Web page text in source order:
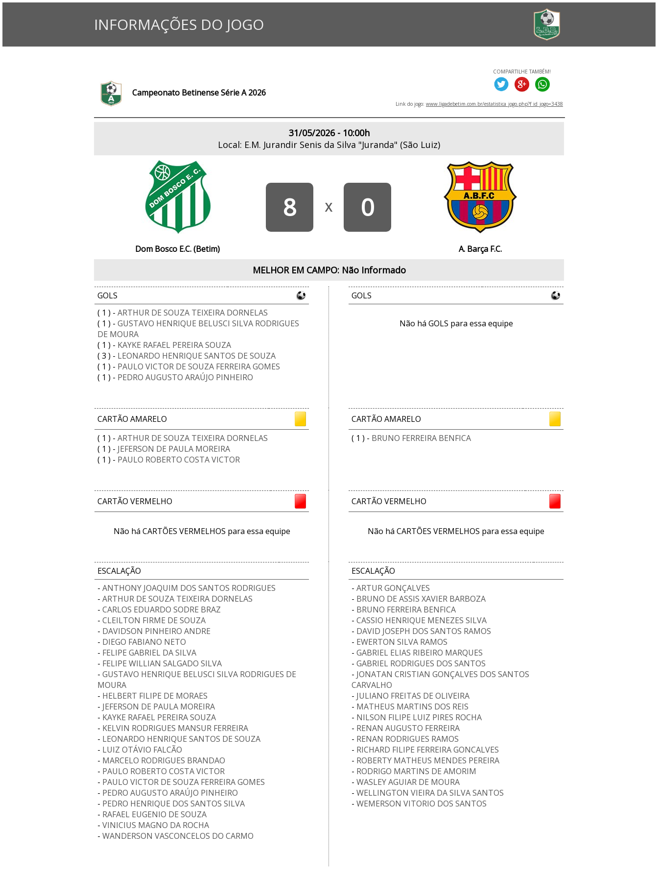
INFORMAÇÕES DO JOGO
Campeonato Betinense Série A 2026
COMPARTILHE TAMBÉM!
Link do jogo: www.ligadebetim.com.br/estatistica_jogo.php?f_id_jogo=3438
31/05/2026 - 10:00h
Local: E.M. Jurandir Senis da Silva "Juranda" (São Luiz)
Dom Bosco E.C. (Betim)
8 X 0
A. Barça F.C.
MELHOR EM CAMPO: Não Informado
GOLS
( 1 ) - ARTHUR DE SOUZA TEIXEIRA DORNELAS
( 1 ) - GUSTAVO HENRIQUE BELUSCI SILVA RODRIGUES
DE MOURA
( 1 ) - KAYKE RAFAEL PEREIRA SOUZA
( 3 ) - LEONARDO HENRIQUE SANTOS DE SOUZA
( 1 ) - PAULO VICTOR DE SOUZA FERREIRA GOMES
( 1 ) - PEDRO AUGUSTO ARAÚJO PINHEIRO
GOLS
Não há GOLS para essa equipe
CARTÃO AMARELO
( 1 ) - ARTHUR DE SOUZA TEIXEIRA DORNELAS
( 1 ) - JEFERSON DE PAULA MOREIRA
( 1 ) - PAULO ROBERTO COSTA VICTOR
CARTÃO AMARELO
( 1 ) - BRUNO FERREIRA BENFICA
CARTÃO VERMELHO
Não há CARTÕES VERMELHOS para essa equipe
CARTÃO VERMELHO
Não há CARTÕES VERMELHOS para essa equipe
ESCALAÇÃO
- ANTHONY JOAQUIM DOS SANTOS RODRIGUES
- ARTHUR DE SOUZA TEIXEIRA DORNELAS
- CARLOS EDUARDO SODRE BRAZ
- CLEILTON FIRME DE SOUZA
- DAVIDSON PINHEIRO ANDRE
- DIEGO FABIANO NETO
- FELIPE GABRIEL DA SILVA
- FELIPE WILLIAN SALGADO SILVA
- GUSTAVO HENRIQUE BELUSCI SILVA RODRIGUES DE
MOURA
- HELBERT FILIPE DE MORAES
- JEFERSON DE PAULA MOREIRA
- KAYKE RAFAEL PEREIRA SOUZA
- KELVIN RODRIGUES MANSUR FERREIRA
- LEONARDO HENRIQUE SANTOS DE SOUZA
- LUIZ OTÁVIO FALCÃO
- MARCELO RODRIGUES BRANDAO
- PAULO ROBERTO COSTA VICTOR
- PAULO VICTOR DE SOUZA FERREIRA GOMES
- PEDRO AUGUSTO ARAÚJO PINHEIRO
- PEDRO HENRIQUE DOS SANTOS SILVA
- RAFAEL EUGENIO DE SOUZA
- VINICIUS MAGNO DA ROCHA
- WANDERSON VASCONCELOS DO CARMO
ESCALAÇÃO
- ARTUR GONÇALVES
- BRUNO DE ASSIS XAVIER BARBOZA
- BRUNO FERREIRA BENFICA
- CASSIO HENRIQUE MENEZES SILVA
- DAVID JOSEPH DOS SANTOS RAMOS
- EWERTON SILVA RAMOS
- GABRIEL ELIAS RIBEIRO MARQUES
- GABRIEL RODRIGUES DOS SANTOS
- JONATAN CRISTIAN GONÇALVES DOS SANTOS
CARVALHO
- JULIANO FREITAS DE OLIVEIRA
- MATHEUS MARTINS DOS REIS
- NILSON FILIPE LUIZ PIRES ROCHA
- RENAN AUGUSTO FERREIRA
- RENAN RODRIGUES RAMOS
- RICHARD FILIPE FERREIRA GONCALVES
- ROBERTY MATHEUS MENDES PEREIRA
- RODRIGO MARTINS DE AMORIM
- WASLEY AGUIAR DE MOURA
- WELLINGTON VIEIRA DA SILVA SANTOS
- WEMERSON VITORIO DOS SANTOS